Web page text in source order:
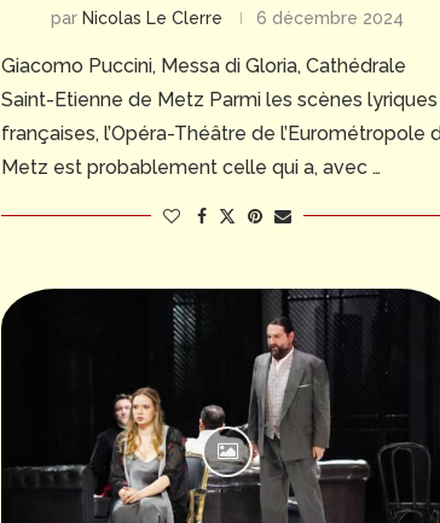
par Nicolas Le Clerre 6 décembre 2024
Giacomo Puccini, Messa di Gloria, Cathédrale
Saint-Etienne de Metz Parmi les scènes lyriques
françaises, l’Opéra-Théâtre de l’Eurométropole
Metz est probablement celle qui a, avec …